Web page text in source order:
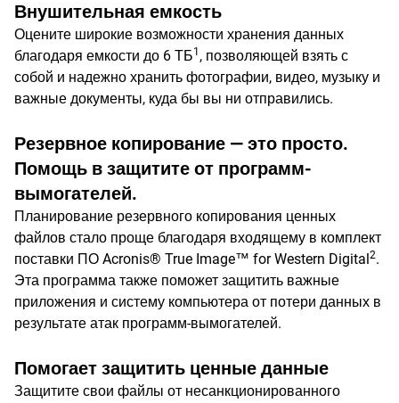
Внушительная емкость
Оцените широкие возможности хранения данных
благодаря емкости до 6 ТБ1 , позволяющей взять с
собой и надежно хранить фотографии, видео, музыку и
важные документы, куда бы вы ни отправились.
Резервное копирование — это просто.
Помощь в защитите от программ-
вымогателей.
Планирование резервного копирования ценных
файлов стало проще благодаря входящему в комплект
поставки ПО Acronis® True Image™ for Western Digital2.
Эта программа также поможет защитить важные
приложения и систему компьютера от потери данных в
результате атак программ-вымогателей.
Помогает защитить ценные данные
Защитите свои файлы от несанкционированного